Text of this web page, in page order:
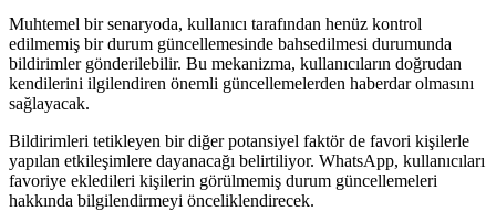
Muhtemel bir senaryoda, kullanıcı tarafından henüz kontrol
edilmemiş bir durum güncellemesinde bahsedilmesi durumunda
bildirimler gönderilebilir. Bu mekanizma, kullanıcıların doğrudan
kendilerini ilgilendiren önemli güncellemelerden haberdar olmasını
sağlayacak.
Bildirimleri tetikleyen bir diğer potansiyel faktör de favori kişilerle
yapılan etkileşimlere dayanacağı belirtiliyor. WhatsApp, kullanıcıları
favoriye ekledileri kişilerin görülmemiş durum güncellemeleri
hakkında bilgilendirmeyi önceliklendirecek.